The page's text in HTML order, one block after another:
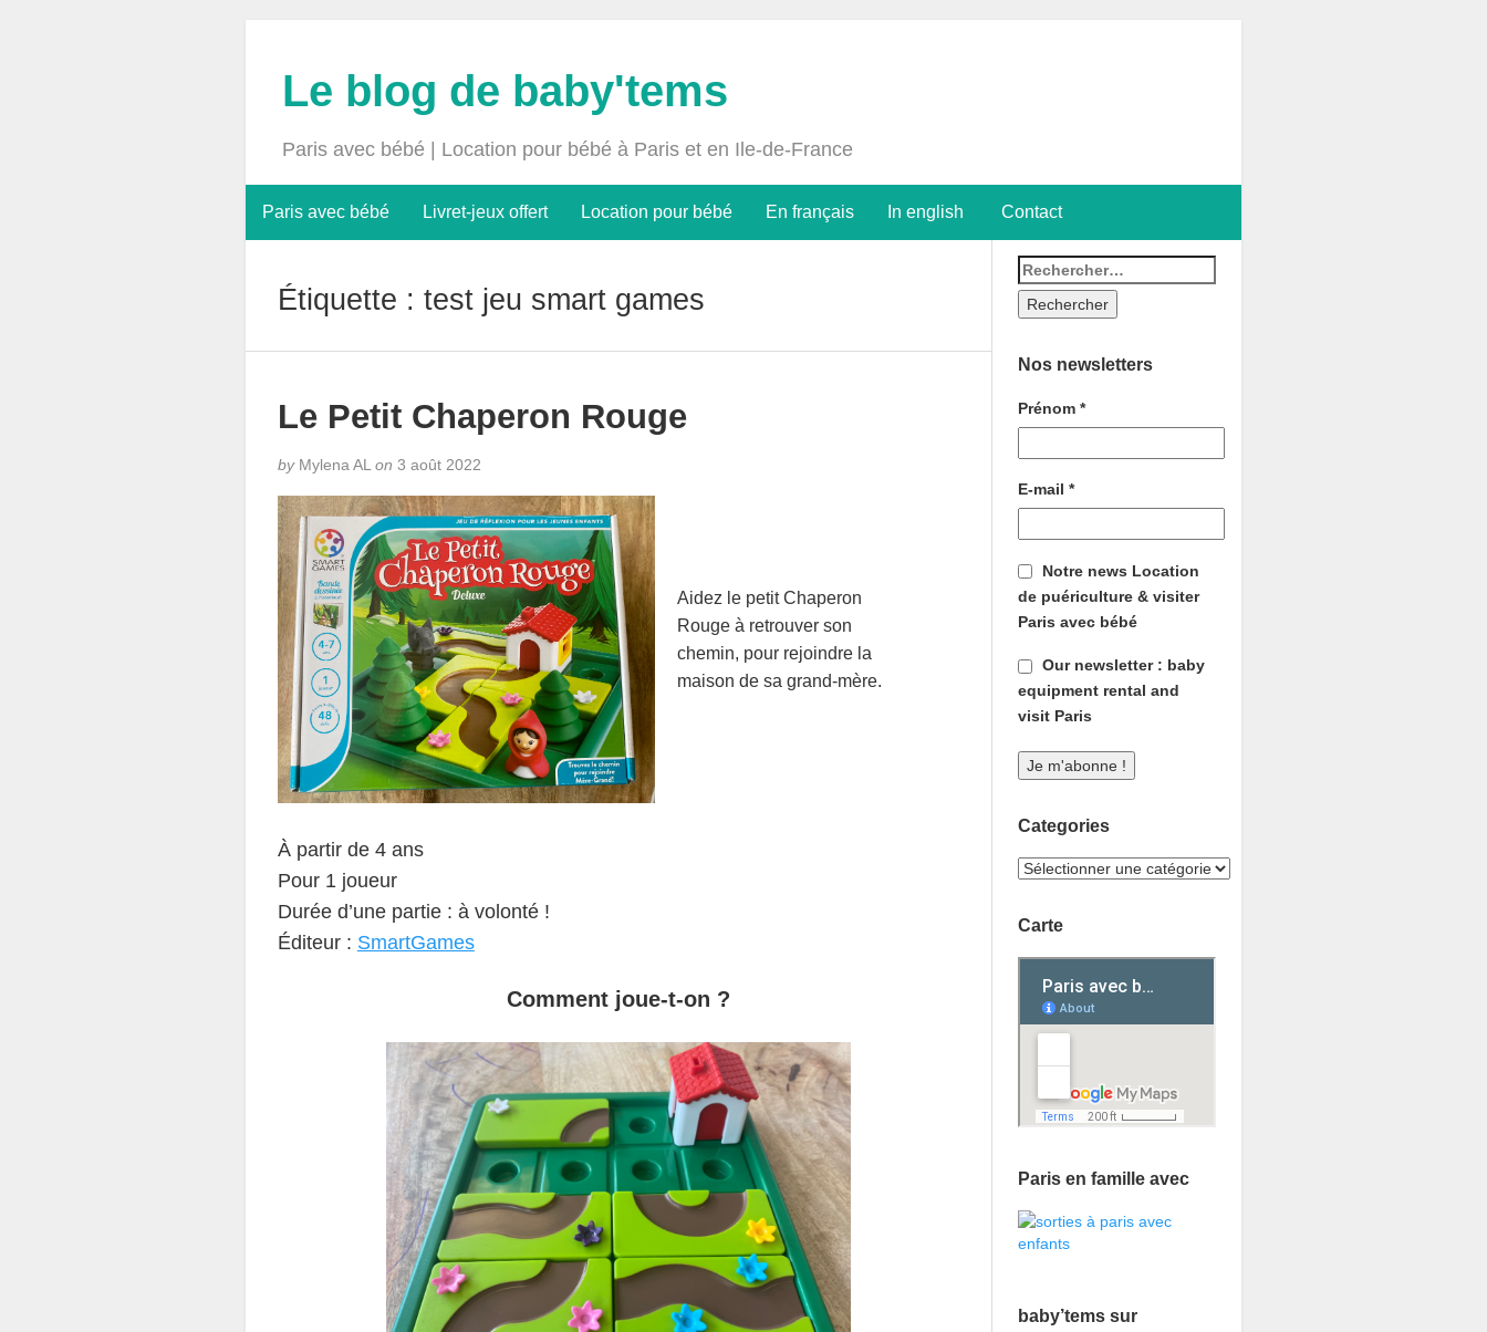
Le blog de baby'tems
Paris avec bébé | Location pour bébé à Paris et en Ile-de-France
Paris avec bébé Livret-jeux offert Location pour bébé En français In english Contact
Étiquette : test jeu smart games
Le Petit Chaperon Rouge
byMylena AL on 3 août 2022
Aidez le petit Chaperon
Rouge à retrouver son
chemin, pour rejoindre la
maison de sa grand-mère.
À partir de 4 ans
Pour 1 joueur
Durée d’une partie : à volonté !
Éditeur : SmartGames
Comment joue-t-on ?
Nos newsletters
Prénom*
E-mail*
Notre news Location
de puériculture & visiter
Paris avec bébé
Our newsletter : baby
equipment rental and
visit Paris
Categories
Carte
Paris en famille avec
baby’tems sur